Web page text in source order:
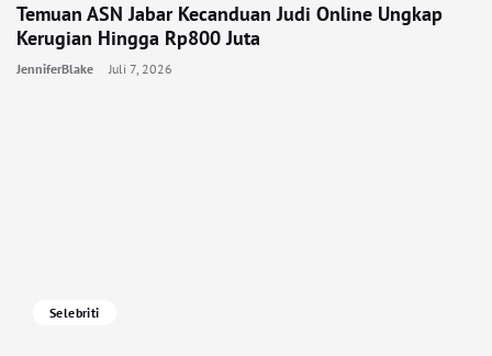
Temuan ASN Jabar Kecanduan Judi Online Ungkap
Kerugian Hingga Rp800 Juta
JenniferBlake Juli 7, 2026
Selebriti